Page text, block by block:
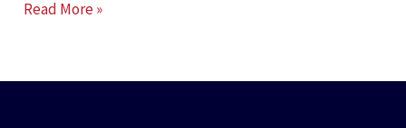
Read More »